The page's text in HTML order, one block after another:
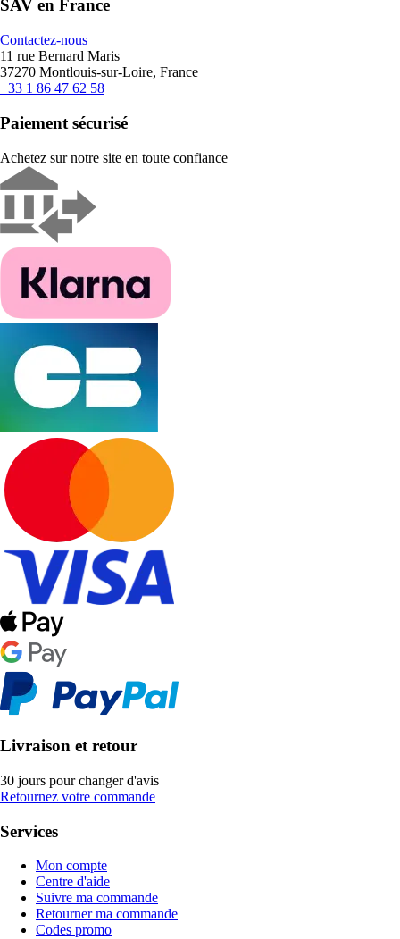
SAV en France
Contactez-nous
11 rue Bernard Maris
37270 Montlouis-sur-Loire, France
+33 1 86 47 62 58
Paiement sécurisé
Achetez sur notre site en toute confiance
Livraison et retour
30 jours pour changer d'avis
Retournez votre commande
Services
Mon compte
Centre d'aide
Suivre ma commande
Retourner ma commande
Codes promo